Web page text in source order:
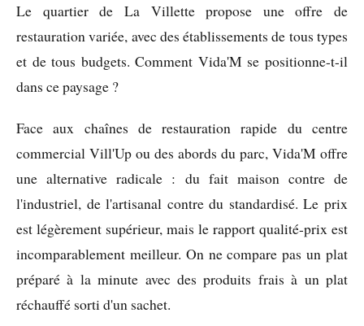
Le quartier de La Villette propose une offre de
restauration variée, avec des établissements de tous types
et de tous budgets. Comment Vida'M se positionne-t-il
dans ce paysage ?
Face aux chaînes de restauration rapide du centre
commercial Vill'Up ou des abords du parc, Vida'M offre
une alternative radicale : du fait maison contre de
l'industriel, de l'artisanal contre du standardisé. Le prix
est légèrement supérieur, mais le rapport qualité-prix est
incomparablement meilleur. On ne compare pas un plat
préparé à la minute avec des produits frais à un plat
réchauffé sorti d'un sachet.